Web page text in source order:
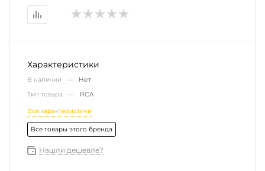
Характеристики
В наличии — Нет
Тип товара — RCA
Все характеристики
Все товары этого бренда
Нашли дешевле?